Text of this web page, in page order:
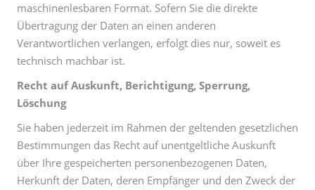
maschinenlesbaren Format. Sofern Sie die direkte
Übertragung der Daten an einen anderen
Verantwortlichen verlangen, erfolgt dies nur, soweit es
technisch machbar ist.
Recht auf Auskunft, Berichtigung, Sperrung,
Löschung
Sie haben jederzeit im Rahmen der geltenden gesetzlichen
Bestimmungen das Recht auf unentgeltliche Auskunft
über Ihre gespeicherten personenbezogenen Daten,
Herkunft der Daten, deren Empfänger und den Zweck der